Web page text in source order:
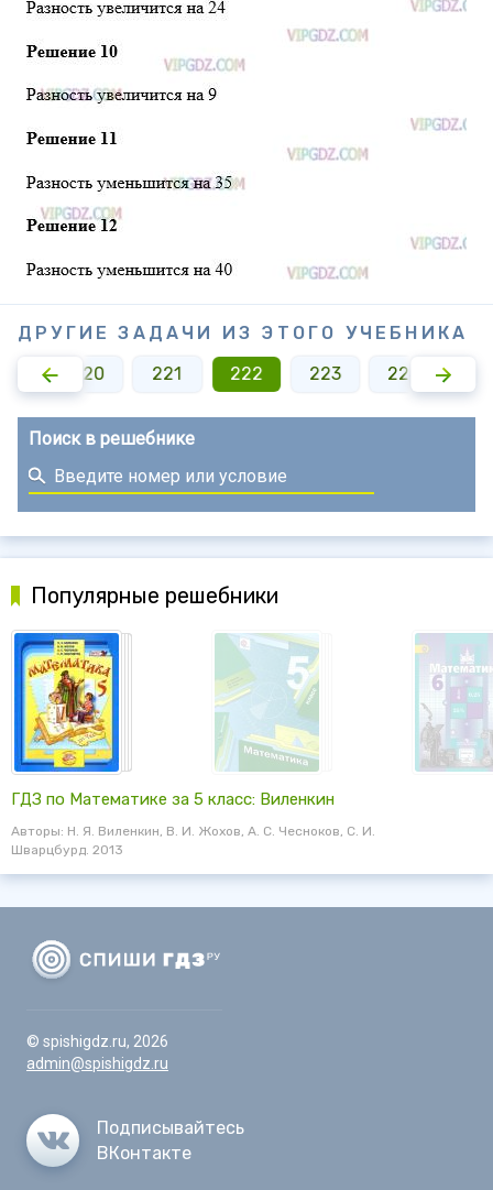
ДРУГИЕ ЗАДАЧИ ИЗ ЭТОГО УЧЕБНИКА
220 221 222 223 224
Поиск в решебнике
Популярные решебники
ГДЗ по Математике за 5 класс: Виленкин
Авторы: Н. Я. Виленкин, В. И. Жохов, А. С. Чесноков, С. И.
Шварцбурд. 2013
© spishigdz.ru, 2026
admin@spishigdz.ru
Подписывайтесь
ВКонтакте